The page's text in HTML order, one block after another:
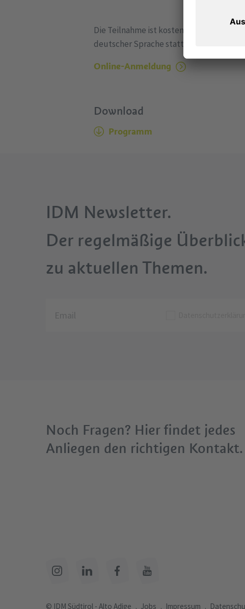
Die Teilnahme ist kostenlos. Das Webinar
deutscher Sprache statt.
Online-Anmeldung
Download
Programm
IDM Newsletter.
Der regelmäßige
zu aktuellen Themen.
Noch Fragen? Hier findet jedes
Anliegen den richtigen Kontakt.
© IDM Südtirol - Alto Adige Jobs Impressum